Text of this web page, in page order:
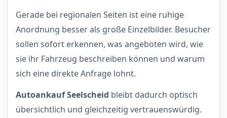
Gerade bei regionalen Seiten ist eine ruhige
Anordnung besser als große Einzelbilder. Besucher
sollen sofort erkennen, was angeboten wird, wie
sie ihr Fahrzeug beschreiben können und warum
sich eine direkte Anfrage lohnt.
Autoankauf Seelscheid bleibt dadurch optisch
übersichtlich und gleichzeitig vertrauenswürdig.